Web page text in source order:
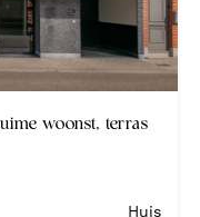
woonst, terras
Huis